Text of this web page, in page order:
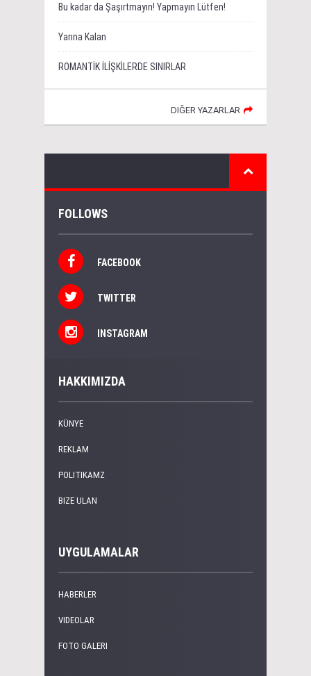
Bu kadar da Şaşırtmayın! Yapmayın Lütfen!
Yarına Kalan
ROMANTİK İLİŞKİLERDE SINIRLAR
DIĞER YAZARLAR
FOLLOWS
FACEBOOK
TWITTER
INSTAGRAM
HAKKIMIZDA
KÜNYE
REKLAM
POLITIKAMZ
BIZE ULAN
UYGULAMALAR
HABERLER
VIDEOLAR
FOTO GALERI